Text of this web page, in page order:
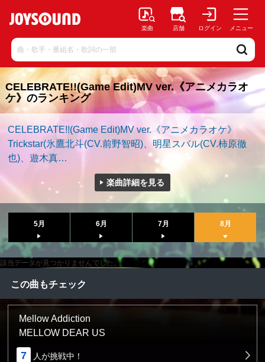
楽曲 店舗 ログイン メニュー
CELEBRATE!!(Game Edit)MV ver.《アニメカラオ
ケ》のランキング
CELEBRATE!!(Game Edit)MV ver.《アニメカラオケ》
Trickstar(氷鷹北斗(CV.前野智昭)、明星スバル(CV.柿原徹
也)、遊木真…
楽曲詳細を見る
5月 6月 7月 8月
該当データが見つかりませんでした。
この曲もチェック
Mellow Addiction
MELLOW DEAR US
7 人が挑戦中！